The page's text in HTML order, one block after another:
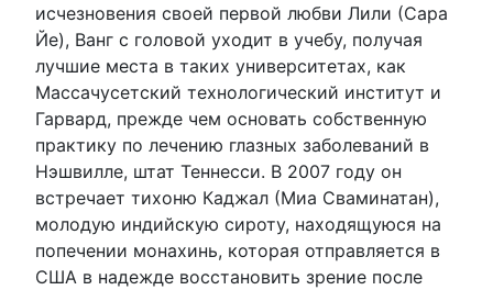
исчезновения своей первой любви Лили (Сара
Йе), Ванг с головой уходит в учебу, получая
лучшие места в таких университетах, как
Массачусетский технологический институт и
Гарвард, прежде чем основать собственную
практику по лечению глазных заболеваний в
Нэшвилле, штат Теннесси. В 2007 году он
встречает тихоню Каджал (Миа Сваминатан),
молодую индийскую сироту, находящуюся на
попечении монахинь, которая отправляется в
США в надежде восстановить зрение после